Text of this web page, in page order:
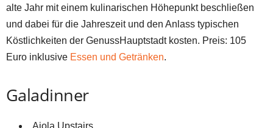
alte Jahr mit einem kulinarischen Höhepunkt beschließen
und dabei für die Jahreszeit und den Anlass typischen
Köstlichkeiten der GenussHauptstadt kosten. Preis: 105
Euro inklusive Essen und Getränken.
Galadinner
Aiola Upstairs